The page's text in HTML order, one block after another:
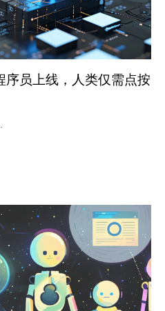
序员上线，人类仅需点按